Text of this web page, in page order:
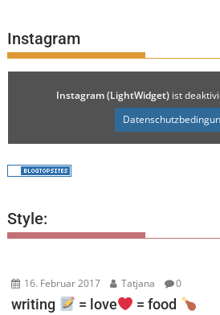
Instagram
Instagram (LightWidget) ist
Style:
16. Februar 2017 Tatjana 0
writing = love = food